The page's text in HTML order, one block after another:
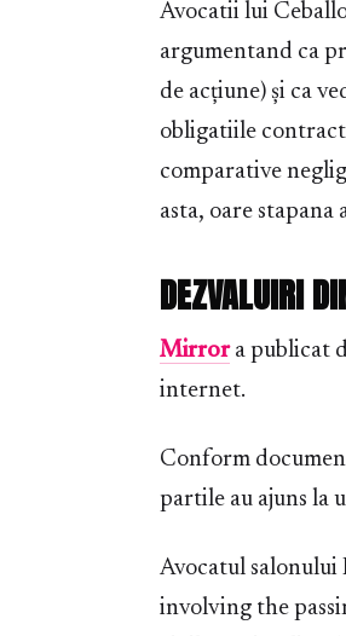
Avocatii lui
argumentand ca
de acțiune) și ca
obligatiile
comparative
asta, oare stapana
DEZVALUIRI
Mirrora publicat
internet.
Conform
partile au ajuns la
Avocatul
involving the